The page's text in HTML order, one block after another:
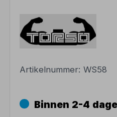
Artikelnummer:WS58
Binnen 2-4